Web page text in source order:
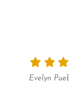
Evelyn